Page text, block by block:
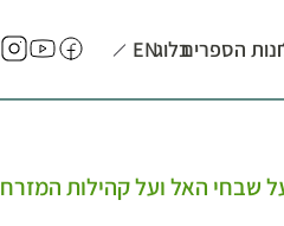
הספריםבלוגEN
שבחי האל ועל קהילות המזרח